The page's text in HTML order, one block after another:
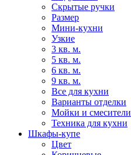
Скрытые ручки
Размер
Мини-кухни
Узкие
3 кв. м.
5 кв. м.
6 кв. м.
9 кв. м.
Все для кухни
Варианты отделки
Мойки и смесители
Техника для кухни
Шкафы-купе
Цвет